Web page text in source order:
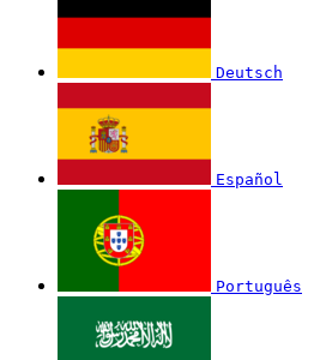
Deutsch
Español
Português